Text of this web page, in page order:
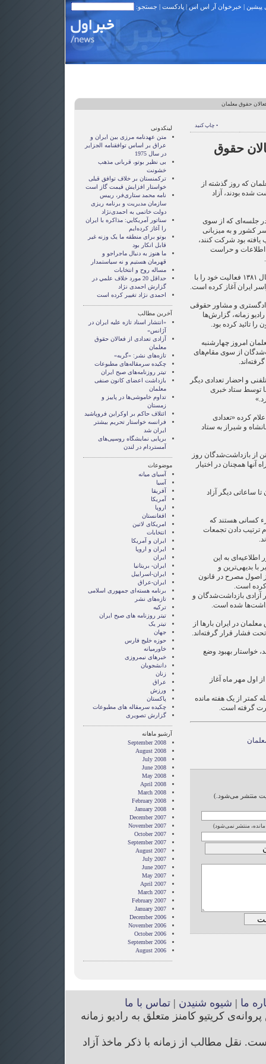
پیشین | خبرخوان آر اس اس| پادکست | جستجو:
حقوق معلمان
• چاپ کنید
حقوق
که روز گذشته از
شده بودند، آزاد
در جلسه‌ای که از سوی
کشور و به میزبانی
یافته بود شرکت کنند،
اطلاعات و حراست
شورای هماهنگی فرهنگیان از سال ۱۳۸۱ فعالیت خود را با
و مشاور حقوقی
زمانه، گزارش‌ها
تائید کرده بود.
امروز چهارشنبه
از سوی مقام‌های
و احضار تعدادی دیگر
توسط ستاد خبری
کرده «تعدادی
و شیراز به ستاد
کانون همچنین افزوده که ۲۲ تن از بازداشت‌شدگان روز
آنها همچنان در اختیار
معلمان تا ساعاتی دیگر آزاد
کسانی هستند که
ترتیب دادن تجمعات
اطلاعیه‌ای به این
با بدیهی‌ترین و
اصول مصرح در قانون
است.
آزادی بازداشت‌شدگان و
شده است.
در ایران بارها از
فشار قرار گرفته‌اند.
خواستار بهبود وضع
اول مهر ماه آغاز
کمتر از یک هفته مانده
گرفته است.
منتشر می‌شود.)
مانده، منتشر نمی‌شود)
لینکدونی
متن عهدنامه مرزى بين ايران و
عراق بر اساس توافقنامه الجزاير
در سال 1975
بی نظیر بوتو، قربانی مذهب
خشونت
ترکمنستان بر خلاف توافق قبلی
خواستار افزایش قیمت گاز است
نامه محمد ستاری‌فر، رییس
سازمان مدیریت و برنامه ریزی
دولت خاتمی به احمدی‌نژاد
سناتور آمريکايي: مذاکره با ايران
را آغاز کرده‌ايم
بوتو برای منطقه ما یک وزنه غیر
قابل انکار بود
ما هنوز به دنبال ماجراجو و
قهرمان هستيم و نه سياستمدار
مساله روح و انتخابات
حداقل 20 مورد خلاف علمي در
گزارش احمدی نژاد
احمدی نژاد تغییر کرده است
آخرین مطالب
«انتشار اسناد تازه علیه ایران در
آژانس»
آزادی تعدادی از فعالان حقوق
معلمان
تازه‌های نشر: «گربه»
چکیده سرمقاله‌های مطبوعات
تیتر روزنامه‌های صبح ایران
بازداشت اعضای کانون صنفی
معلمان
تداوم خاموشی‌ها در پاییز و
زمستان
ائتلاف حاکم بر اوکراین فروپاشید
فرانسه خواستار تحریم بیشتر
ایران شد
برپایی نمایشگاه روسپی‌های
آمستردام در لندن
موضوعات
آسيای ميانه
آسیا
آفریقا
آمریکا
اروپا
افغانستان
امریکای لاتین
انتخابات
ايران و آمريکا
ايران و اروپا
ایران
ایران- بریتانیا
ایران-اسراییل
ایران-عراق
برنامه هسته‌ای جمهوری اسلامی
تازه‌های نشر
ترکیه
تیتر روزنامه های صبح ایران
تیتر یک
جهان
حوزه خلیج فارس
خاورمیانه
خبرهای نیمروزی
دانشجویان
زنان
عراق
ورزش
پاکستان
چکیده سرمقاله های مطبوعات
گزارش تصويری
آرشیو ماهانه
September 2008
August 2008
July 2008
June 2008
May 2008
April 2008
March 2008
February 2008
January 2008
December 2007
November 2007
October 2007
September 2007
August 2007
July 2007
June 2007
May 2007
April 2007
March 2007
February 2007
January 2007
December 2006
November 2006
October 2006
September 2006
August 2006
ما | شیوه شنیدن |تماس با ما
کریتیو کامنز متعلق به رادیو زمانه
نقل مطالب از زمانه با ذکر ماخذ آزاد